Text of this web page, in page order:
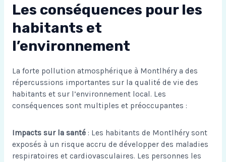
Les conséquences pour les
habitants et
l’environnement
La forte pollution atmosphérique à Montlhéry a des
répercussions importantes sur la qualité de vie des
habitants et sur l’environnement local. Les
conséquences sont multiples et préoccupantes :
Impacts sur la santé: Les habitants de Montlhéry sont
exposés à un risque accru de développer des maladies
respiratoires et cardiovasculaires. Les personnes les